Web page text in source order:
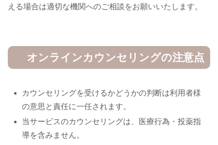
える場合は適切な機関へのご相談をお願いいたします。
オンラインカウンセリングの注意点
カウンセリングを受けるかどうかの判断は利用者様
の意思と責任に一任されます。
当サービスのカウンセリングは、医療行為・投薬指
導を含みません。